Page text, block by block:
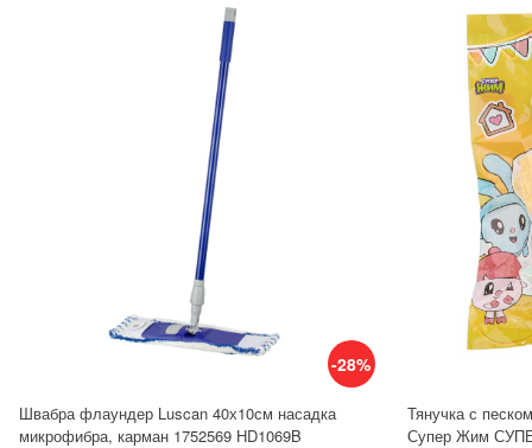
-28%
Швабра флаундер Luscan 40х10см насадка
микрофибра, карман 1752569 HD1069B
Тянучка с
Супер Жим